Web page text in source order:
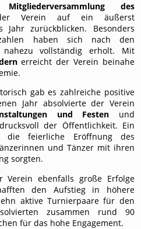
Mitgliederversammlung des
Verein auf ein äußerst
Jahr zurückblicken. Besonders
haben sich nach den
nahezu vollständig erholt. Mit
erreicht der Verein beinahe
gab es zahlreiche positive
Jahr absolvierte der Verein
und Festen und
der Öffentlichkeit. Ein
die feierliche Eröffnung des
und Tänzer mit ihren
sorgten.
Verein ebenfalls große Erfolge
den Aufstieg in höhere
aktive Turnierpaare für den
zusammen rund 90
für das hohe Engagement.